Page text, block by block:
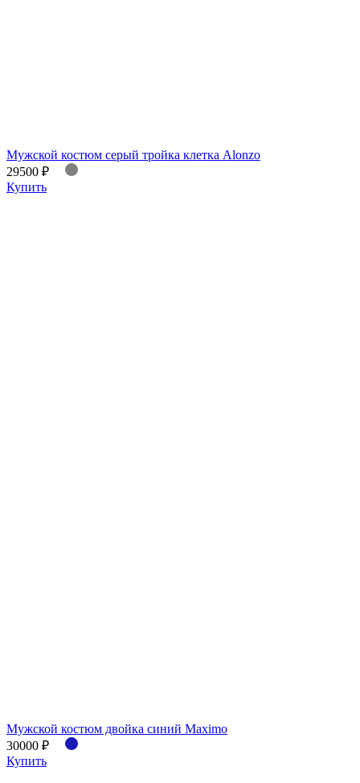
Мужской костюм серый тройка клетка Alonzo
29500 ₽
Купить
Мужской костюм двойка синий Maximo
30000 ₽
Купить